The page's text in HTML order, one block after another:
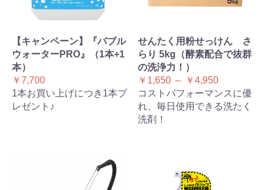
【キャンペーン】『バブル
ウォーターPRO』（1本+1
本）
￥7,700
1本お買い上げにつき1本プ
レゼント♪
せんたく用粉せっけん さ
らり 5kg（酵素配合で抜群
の洗浄力！）
￥1,650 ～ ￥4,950
コストパフォーマンスに優
れ、毎日使用できる洗たく
洗剤！